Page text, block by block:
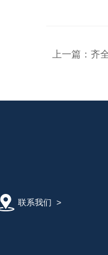
上一篇： 齐
联系我们 >